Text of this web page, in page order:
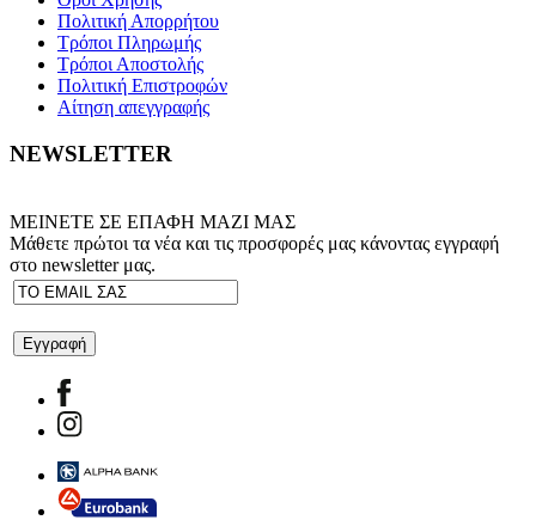
Πολιτική Απορρήτου
Τρόποι Πληρωμής
Τρόποι Αποστολής
Πολιτική Επιστροφών
Αίτηση απεγγραφής
NEWSLETTER
ΜΕΙΝΕΤΕ ΣΕ ΕΠΑΦΗ ΜΑΖΙ ΜΑΣ
Μάθετε πρώτοι τα νέα και τις προσφορές μας κάνοντας εγγραφή
στο newsletter μας.